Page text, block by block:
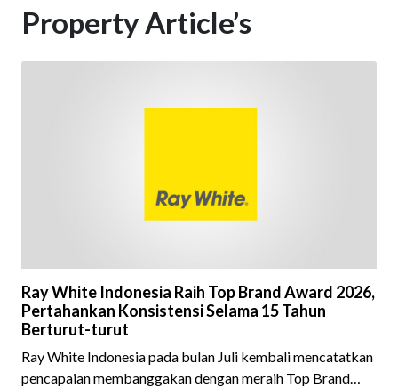
Property Article’s
Ray White Indonesia Raih Top Brand Award 2026,
Pertahankan Konsistensi Selama 15 Tahun
Berturut-turut
Ray White Indonesia pada bulan Juli kembali mencatatkan
pencapaian membanggakan dengan meraih Top Brand